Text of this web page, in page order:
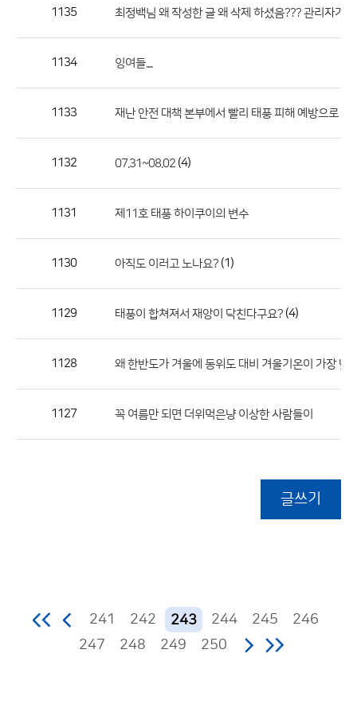
록
공
1135 최정백님 왜 작성한 글 왜 삭제 하셨음??? 관리자가
1134 잉여들....
1133 재난 안전 대책 본부에서 빨리 태풍 피해 예방으로 무
1132 07.31~08.02 (4)
1131 제11호 태풍 하이쿠이의 변수
1130 아직도 이러고 노나요? (1)
1129 태풍이 합쳐져서 재앙이 닥친다구요? (4)
1128 왜 한반도가 겨울에 동위도 대비 겨울기온이 가장 낮
1127 꼭 여름만 되면 더위먹은냥 이상한 사람들이
글쓰기
241 242 243 244 245
246
247
248 249 250